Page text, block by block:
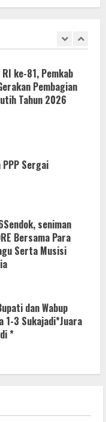
ke-81, Pemkab
Pembagian
Tahun 2026
Sergai
seniman
Bersama Para
Serta Musisi
dan Wabup
1-3 Sukajadi*Juara
*